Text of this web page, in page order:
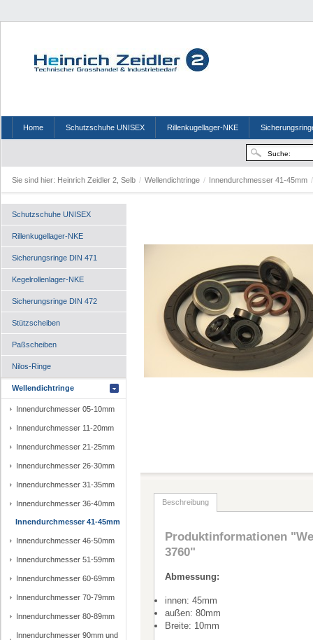
Home Schutzschuhe UNISEX Rillenkugellager-NKE
Sie sind hier: Heinrich Zeidler 2, Selb / Wellendichtringe / Innendurchmesser 41-45mm /
Schutzschuhe UNISEX
Rillenkugellager-NKE
Sicherungsringe DIN 471
Kegelrollenlager-NKE
Sicherungsringe DIN 472
Stützscheiben
Paßscheiben
Nilos-Ringe
Wellendichtringe
Innendurchmesser 05-10mm
Innendurchmesser 11-20mm
Innendurchmesser 21-25mm
Innendurchmesser 26-30mm
Innendurchmesser 31-35mm
Innendurchmesser 36-40mm
Innendurchmesser 41-45mm
Innendurchmesser 46-50mm
Innendurchmesser 51-59mm
Innendurchmesser 60-69mm
Innendurchmesser 70-79mm
Innendurchmesser 80-89mm
Innendurchmesser 90mm und
Beschreibung
Produktinformationen
3760"
Abmessung:
innen: 45mm
außen: 80mm
Breite: 10mm